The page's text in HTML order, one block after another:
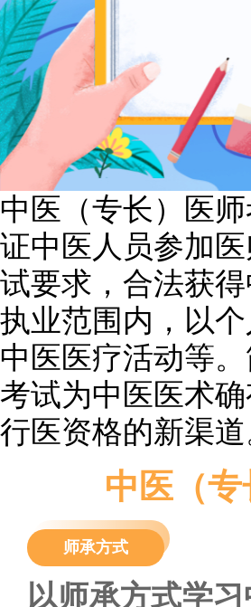
中医（专长）医
证中医人员参加
试要求，合法获
执业范围内，以
中医医疗活动等
考试为中医医术
行医资格的新渠道
中医（
师承方式
以师承方式学